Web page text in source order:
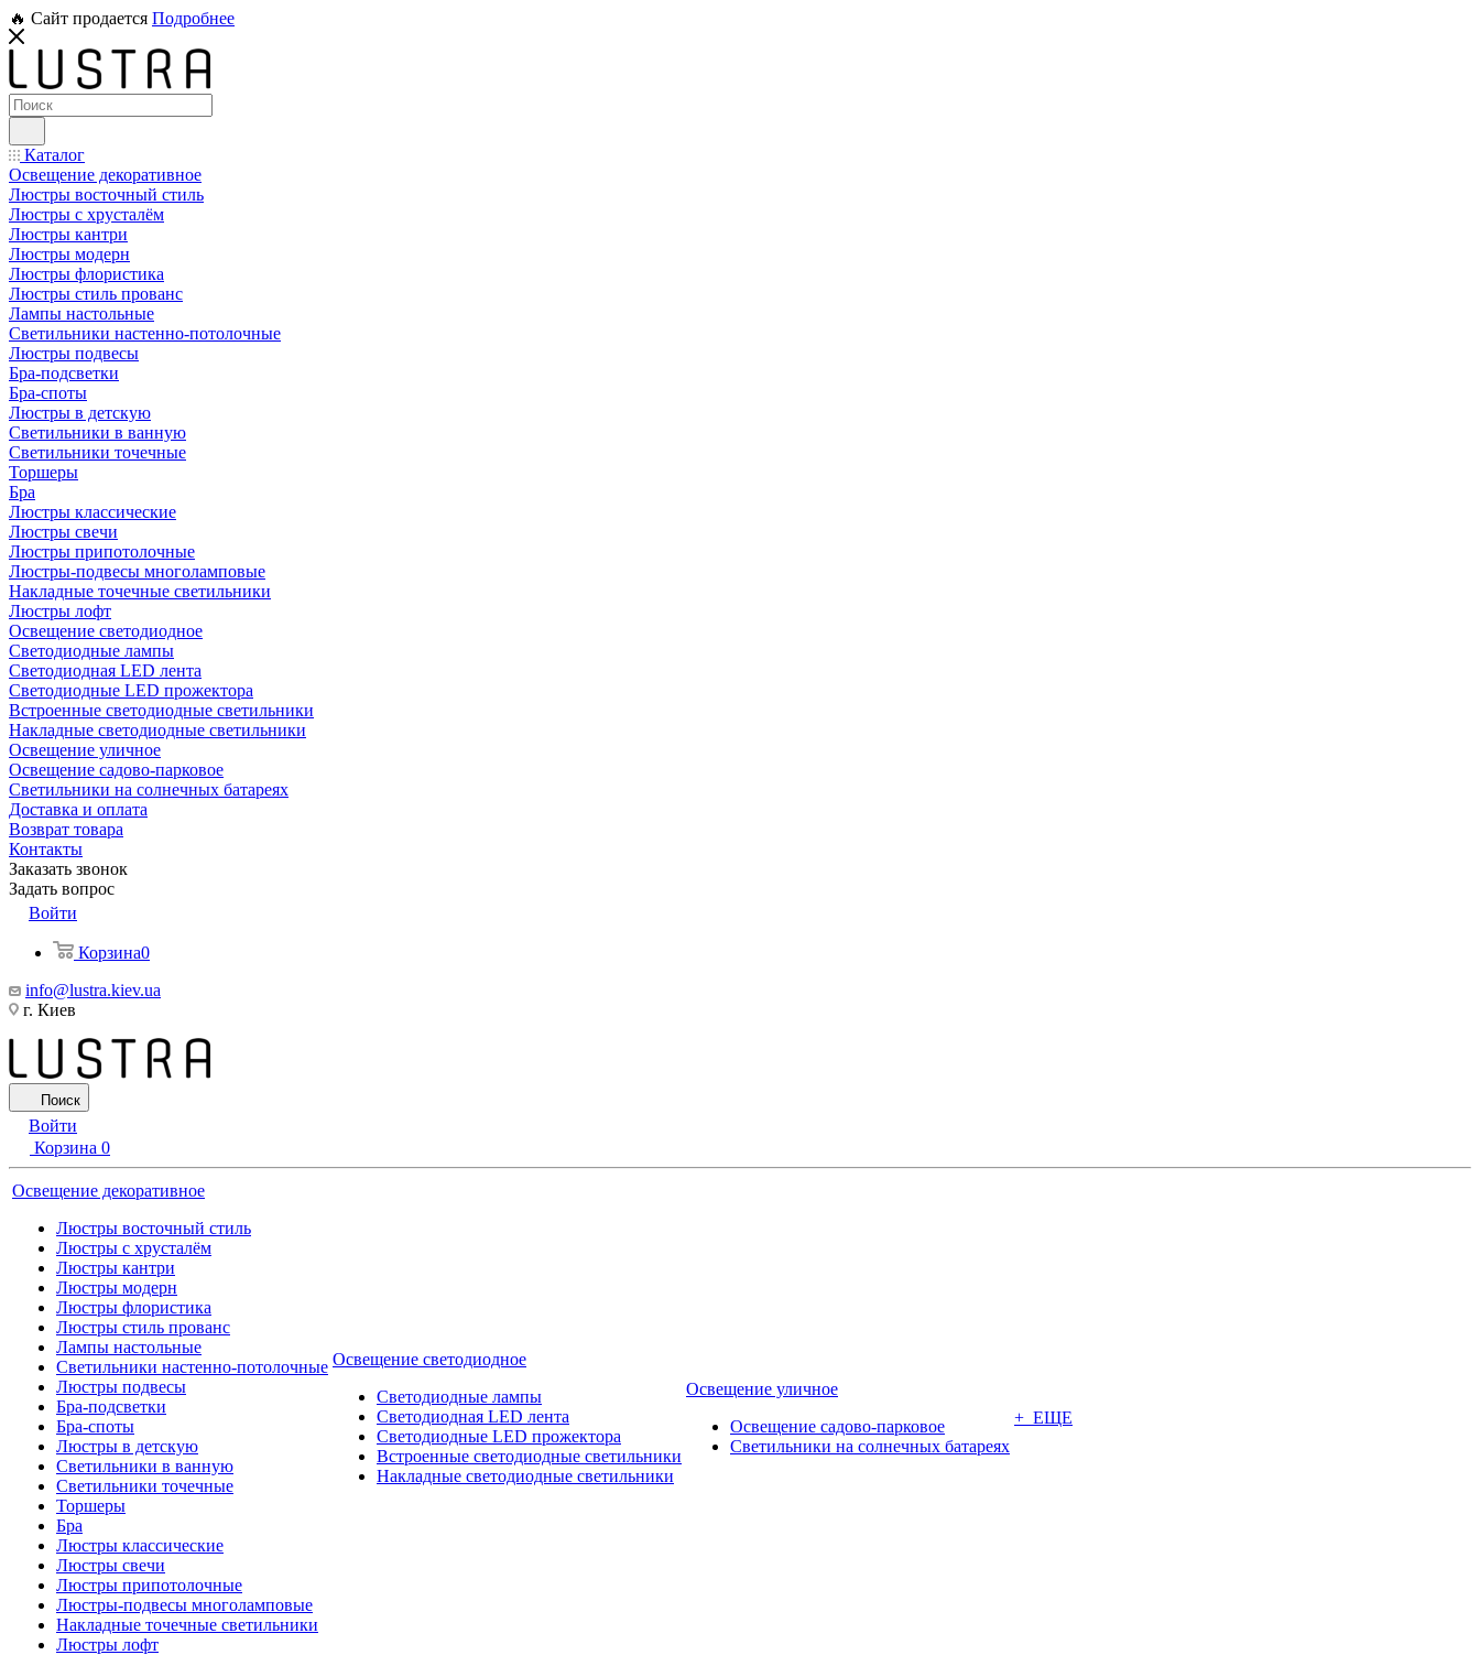
🔥 Сайт продается Подробнее
Каталог
Освещение декоративное
Люстры восточный стиль
Люстры с хрусталём
Люстры кантри
Люстры модерн
Люстры флористика
Люстры стиль прованс
Лампы настольные
Светильники настенно-потолочные
Люстры подвесы
Бра-подсветки
Бра-споты
Люстры в детскую
Светильники в ванную
Светильники точечные
Торшеры
Бра
Люстры классические
Люстры свечи
Люстры припотолочные
Люстры-подвесы многоламповые
Накладные точечные светильники
Люстры лофт
Освещение светодиодное
Светодиодные лампы
Светодиодная LED лента
Светодиодные LED прожектора
Встроенные светодиодные светильники
Накладные светодиодные светильники
Освещение уличное
Освещение садово-парковое
Светильники на солнечных батареях
Доставка и оплата
Возврат товара
Контакты
Заказать звонок
Задать вопрос
Войти
Корзина0
info@lustra.kiev.ua
г. Киев
Поиск
Войти
Корзина 0
Освещение декоративное
Люстры восточный стиль
Люстры с хрусталём
Люстры кантри
Люстры модерн
Люстры флористика
Люстры стиль прованс
Лампы настольные
Светильники настенно-потолочные
Люстры подвесы
Бра-подсветки
Бра-споты
Люстры в детскую
Светильники в ванную
Светильники точечные
Торшеры
Бра
Люстры классические
Люстры свечи
Люстры припотолочные
Люстры-подвесы многоламповые
Накладные точечные светильники
Люстры лофт
Освещение светодиодное
Светодиодные лампы
Светодиодная LED лента
Светодиодные LED прожектора
Встроенные светодиодные светильники
Накладные светодиодные светильники
Освещение уличное
Освещение садово-парковое
Светильники на солнечных батареях
+ ЕЩЕ